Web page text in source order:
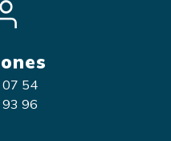
54
96